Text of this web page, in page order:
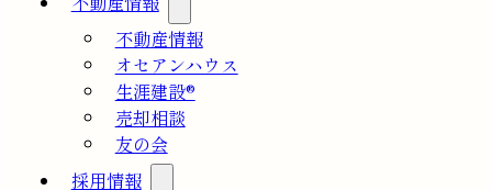
不動産情報
オセアンハウス
生涯建設®
売却相談
友の会
採用情報